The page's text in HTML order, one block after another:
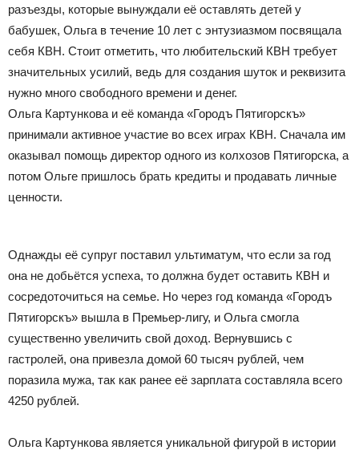
разъезды, которые вынуждали её оставлять детей у
бабушек, Ольга в течение 10 лет с энтузиазмом посвящала
себя КВН. Стоит отметить, что любительский КВН требует
значительных усилий, ведь для создания шуток и реквизита
нужно много свободного времени и денег.
Ольга Картункова и её команда «Городъ Пятигорскъ»
принимали активное участие во всех играх КВН. Сначала им
оказывал помощь директор одного из колхозов Пятигорска, а
потом Ольге пришлось брать кредиты и продавать личные
ценности.
Однажды её супруг поставил ультиматум, что если за год
она не добьётся успеха, то должна будет оставить КВН и
сосредоточиться на семье. Но через год команда «Городъ
Пятигорскъ» вышла в Премьер-лигу, и Ольга смогла
существенно увеличить свой доход. Вернувшись с
гастролей, она привезла домой 60 тысяч рублей, чем
поразила мужа, так как ранее её зарплата составляла всего
4250 рублей.
Ольга Картункова является уникальной фигурой в истории